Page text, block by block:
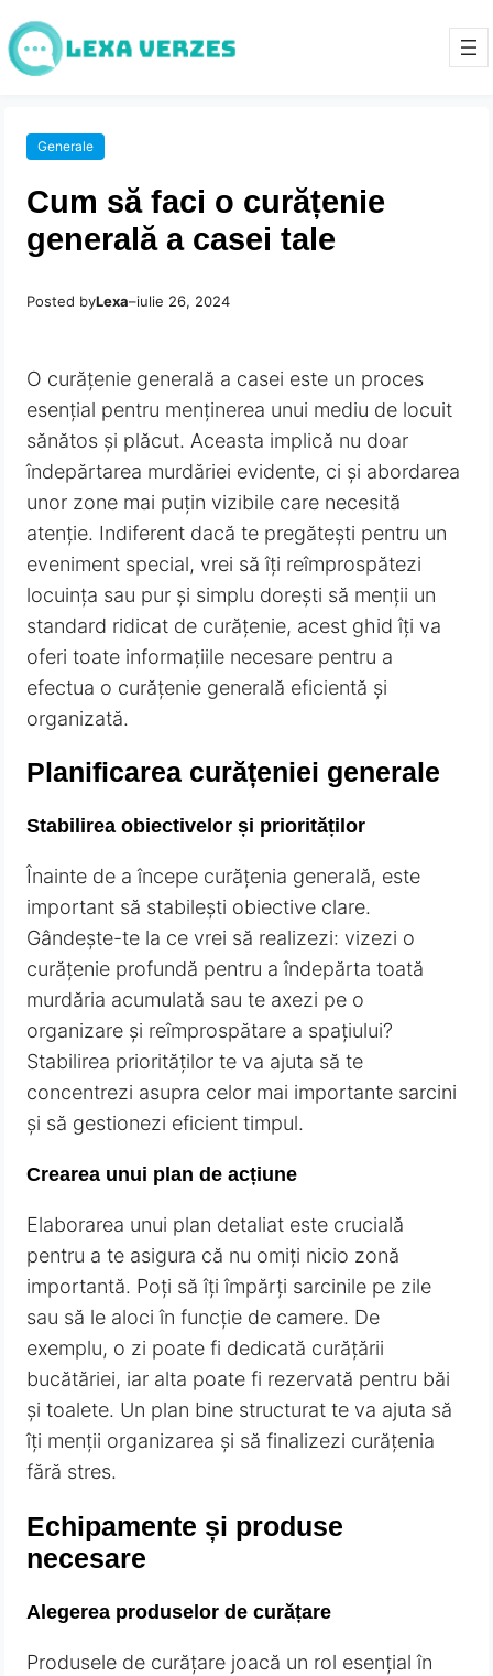
Generale
Cum să faci o curățenie
generală a casei tale
Posted byLexa–iulie 26, 2024
O curățenie generală a casei este un proces
esențial pentru menținerea unui mediu de locuit
sănătos și plăcut. Aceasta implică nu doar
îndepărtarea murdăriei evidente, ci și abordarea
unor zone mai puțin vizibile care necesită
atenție. Indiferent dacă te pregătești pentru un
eveniment special, vrei să îți reîmprospătezi
locuința sau pur și simplu dorești să menții un
standard ridicat de curățenie, acest ghid îți va
oferi toate informațiile necesare pentru a
efectua o curățenie generală eficientă și
organizată.
Planificarea curățeniei generale
Stabilirea obiectivelor și priorităților
Înainte de a începe curățenia generală, este
important să stabilești obiective clare.
Gândește-te la ce vrei să realizezi: vizezi o
curățenie profundă pentru a îndepărta toată
murdăria acumulată sau te axezi pe o
organizare și reîmprospătare a spațiului?
Stabilirea priorităților te va ajuta să te
concentrezi asupra celor mai importante sarcini
și să gestionezi eficient timpul.
Crearea unui plan de acțiune
Elaborarea unui plan detaliat este crucială
pentru a te asigura că nu omiți nicio zonă
importantă. Poți să îți împărți sarcinile pe zile
sau să le aloci în funcție de camere. De
exemplu, o zi poate fi dedicată curățării
bucătăriei, iar alta poate fi rezervată pentru băi
și toalete. Un plan bine structurat te va ajuta să
îți menții organizarea și să finalizezi curățenia
fără stres.
Echipamente și produse
necesare
Alegerea produselor de curățare
Produsele de curățare joacă un rol esențial în